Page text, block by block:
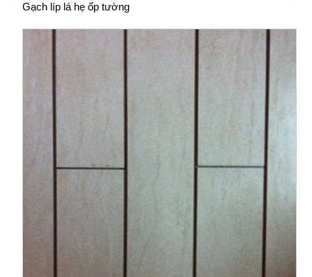
Gạch líp lá hẹ ốp tường